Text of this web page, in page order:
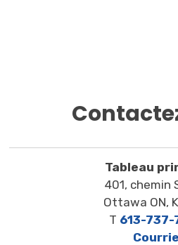
Tableau
401, chemin
Ottawa ON,
T 613-737-